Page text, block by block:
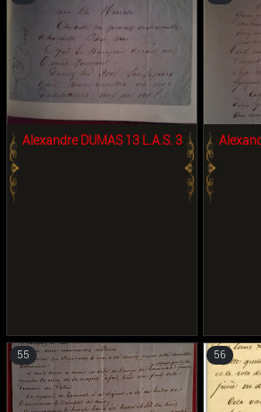
1793. Mon cher Beauchesne,
Voici le renseignement sur Auger.
Donnez-le à qui de droit mon ami
… Si je pouvais grâce à cette date
précise que je vous donne avoir
mes renseignements lundi au lieu
de mardi cela me rendrait bien
Alexandre DUMAS 13 L.A.S. 3
55 56